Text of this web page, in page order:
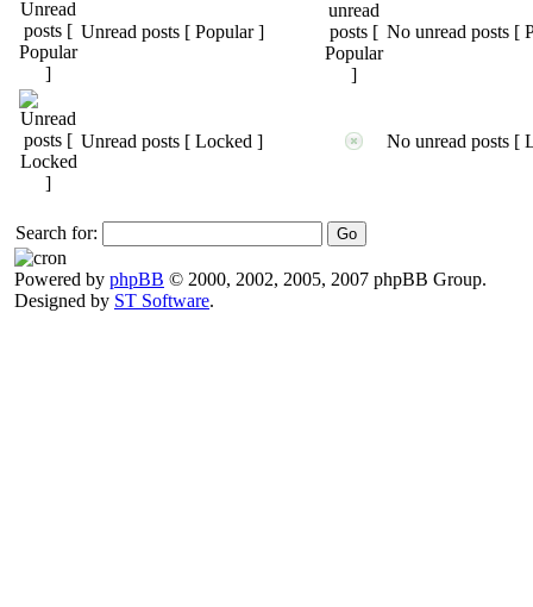
Unread posts [ Popular ] No unread posts [
Unread posts [ Locked ] No unread posts [
Search for:
Powered by phpBB © 2000, 2002, 2005, 2007 phpBB Group.
Designed by ST Software.